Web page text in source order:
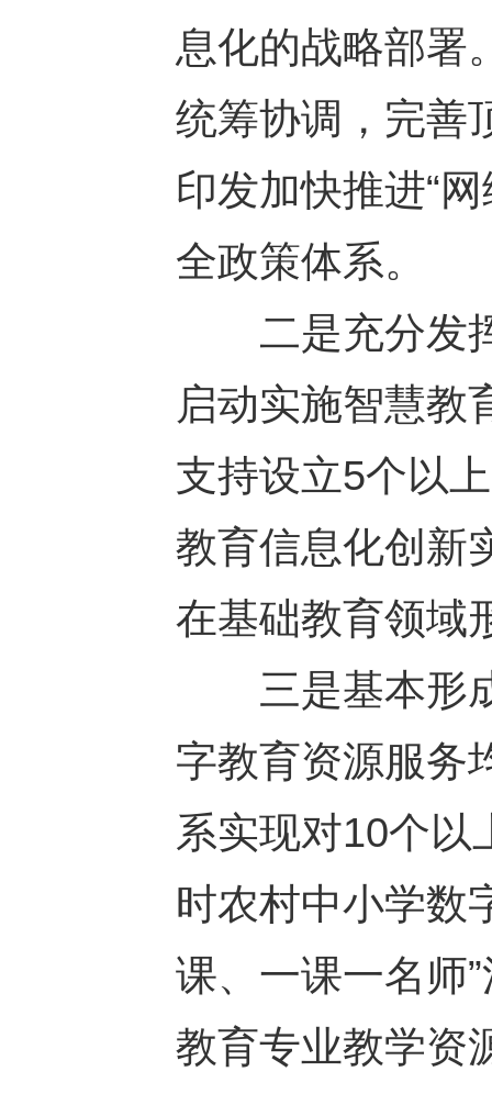
息化的战略部署
统筹协调，完善
印发加快推进“
全政策体系。
二是充分发挥
启动实施智慧教
支持设立5个以
教育信息化创新
在基础教育领域
三是基本形成
字教育资源服务
系实现对10个以
时农村中小学数
课、一课一名师
教育专业教学资